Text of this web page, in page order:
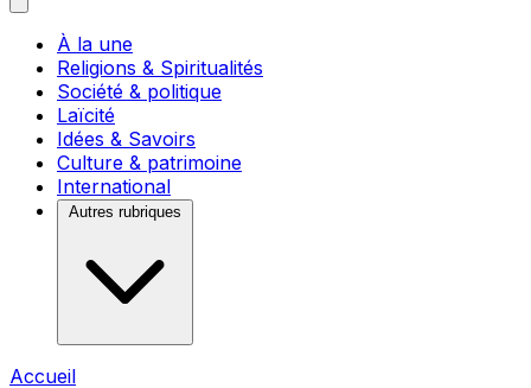
À la une
Religions & Spiritualités
Société & politique
Laïcité
Idées & Savoirs
Culture & patrimoine
International
Autres rubriques
Accueil